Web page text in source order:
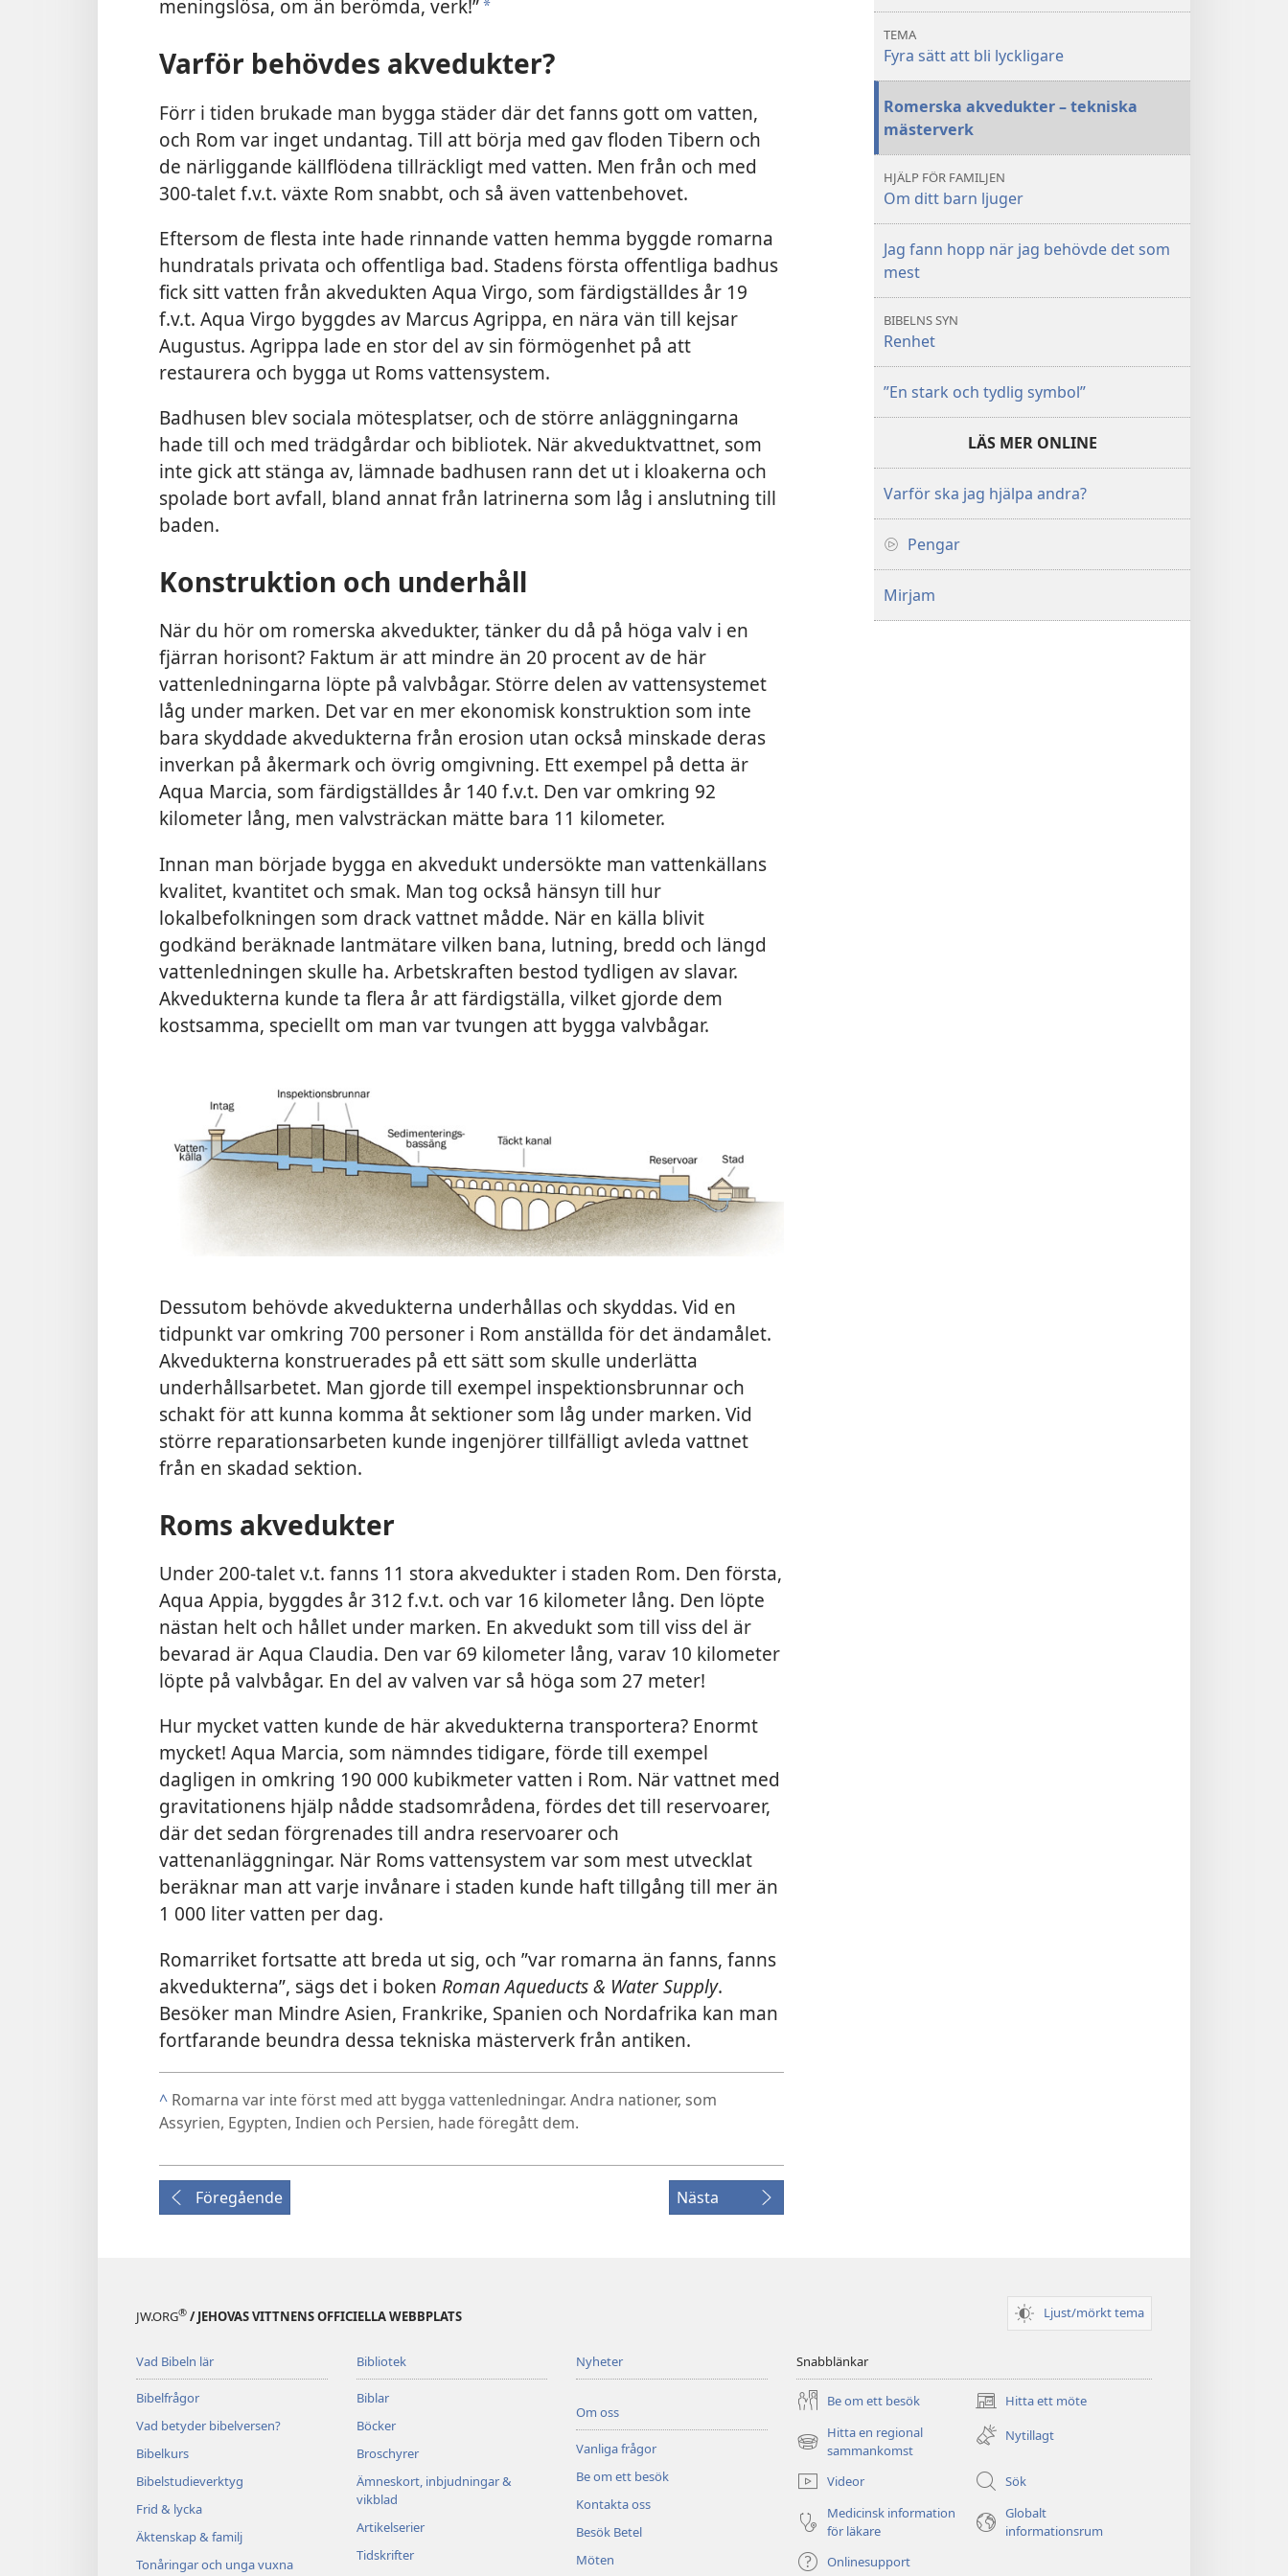
meningslösa, om än berömda, verk!”*
Varför behövdes akvedukter?
Förr i tiden brukade man bygga städer där det fanns gott om vatten,
och Rom var inget undantag. Till att börja med gav floden Tibern och
de närliggande källflödena tillräckligt med vatten. Men från och med
300-talet f.v.t. växte Rom snabbt, och så även vattenbehovet.
Eftersom de flesta inte hade rinnande vatten hemma byggde romarna
hundratals privata och offentliga bad. Stadens första offentliga badhus
fick sitt vatten från akvedukten Aqua Virgo, som färdigställdes år 19
f.v.t. Aqua Virgo byggdes av Marcus Agrippa, en nära vän till kejsar
Augustus. Agrippa lade en stor del av sin förmögenhet på att
restaurera och bygga ut Roms vattensystem.
Badhusen blev sociala mötesplatser, och de större anläggningarna
hade till och med trädgårdar och bibliotek. När akveduktvattnet, som
inte gick att stänga av, lämnade badhusen rann det ut i kloakerna och
spolade bort avfall, bland annat från latrinerna som låg i anslutning till
baden.
Konstruktion och underhåll
När du hör om romerska akvedukter, tänker du då på höga valv i en
fjärran horisont? Faktum är att mindre än 20 procent av de här
vattenledningarna löpte på valvbågar. Större delen av vattensystemet
låg under marken. Det var en mer ekonomisk konstruktion som inte
bara skyddade akvedukterna från erosion utan också minskade deras
inverkan på åkermark och övrig omgivning. Ett exempel på detta är
Aqua Marcia, som färdigställdes år 140 f.v.t. Den var omkring 92
kilometer lång, men valvsträckan mätte bara 11 kilometer.
Innan man började bygga en akvedukt undersökte man vattenkällans
kvalitet, kvantitet och smak. Man tog också hänsyn till hur
lokalbefolkningen som drack vattnet mådde. När en källa blivit
godkänd beräknade lantmätare vilken bana, lutning, bredd och längd
vattenledningen skulle ha. Arbetskraften bestod tydligen av slavar.
Akvedukterna kunde ta flera år att färdigställa, vilket gjorde dem
kostsamma, speciellt om man var tvungen att bygga valvbågar.
Dessutom behövde akvedukterna underhållas och skyddas. Vid en
tidpunkt var omkring 700 personer i Rom anställda för det ändamålet.
Akvedukterna konstruerades på ett sätt som skulle underlätta
underhållsarbetet. Man gjorde till exempel inspektionsbrunnar och
schakt för att kunna komma åt sektioner som låg under marken. Vid
större reparationsarbeten kunde ingenjörer tillfälligt avleda vattnet
från en skadad sektion.
Roms akvedukter
Under 200-talet v.t. fanns 11 stora akvedukter i staden Rom. Den första,
Aqua Appia, byggdes år 312 f.v.t. och var 16 kilometer lång. Den löpte
nästan helt och hållet under marken. En akvedukt som till viss del är
bevarad är Aqua Claudia. Den var 69 kilometer lång, varav 10 kilometer
löpte på valvbågar. En del av valven var så höga som 27 meter!
Hur mycket vatten kunde de här akvedukterna transportera? Enormt
mycket! Aqua Marcia, som nämndes tidigare, förde till exempel
dagligen in omkring 190 000 kubikmeter vatten i Rom. När vattnet med
gravitationens hjälp nådde stadsområdena, fördes det till reservoarer,
där det sedan förgrenades till andra reservoarer och
vattenanläggningar. När Roms vattensystem var som mest utvecklat
beräknar man att varje invånare i staden kunde haft tillgång till mer än
1 000 liter vatten per dag.
Romarriket fortsatte att breda ut sig, och ”var romarna än fanns, fanns
akvedukterna”, sägs det i boken Roman Aqueducts & Water Supply.
Besöker man Mindre Asien, Frankrike, Spanien och Nordafrika kan man
fortfarande beundra dessa tekniska mästerverk från antiken.
^ Romarna var inte först med att bygga vattenledningar. Andra nationer, som
Assyrien, Egypten, Indien och Persien, hade föregått dem.
Föregående Nästa
bli
lyckligarelyckligare
TEMA
Fyra sätt att bli lyckligare
Romerska akvedukter – tekniska
mästerverk
HJÄLP FÖR FAMILJEN
Om ditt barn ljuger
Jag fann hopp när jag behövde det som
mest
BIBELNS SYN
Renhet
”En stark och tydlig symbol”
LÄS MER ONLINE
Varför ska jag hjälpa andra?
Pengar
Mirjam
JW.ORG® / JEHOVAS VITTNENS OFFICIELLA WEBBPLATS Ljust/mörkt tema
Vad Bibeln lär
Bibelfrågor
Vad betyder bibelversen?
Bibelkurs
Bibelstudieverktyg
Frid & lycka
Äktenskap & familj
Tonåringar och unga vuxna
Bibliotek
Biblar
Böcker
Broschyrer
Ämneskort, inbjudningar &
vikblad
Artikelserier
Tidskrifter
Nyheter
Om oss
Vanliga frågor
Be om ett besök
Kontakta oss
Besök Betel
Möten
Snabblänkar
Be om ett besök Hitta ett möte
(öppnar
nytt
fönster)
Hitta en regional
sammankomst
(öppnar
fönster)
Nytillagt
Videor
Sök
Medicinsk information
för läkare
Globalt
informationsrum
Onlinesupport